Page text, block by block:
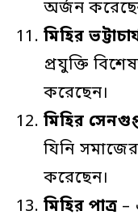
অর্জন
মিহির
প্রযুক্তি
করেছেন।
মিহির
যিনি
করেছেন।
মিহির পাত্র –